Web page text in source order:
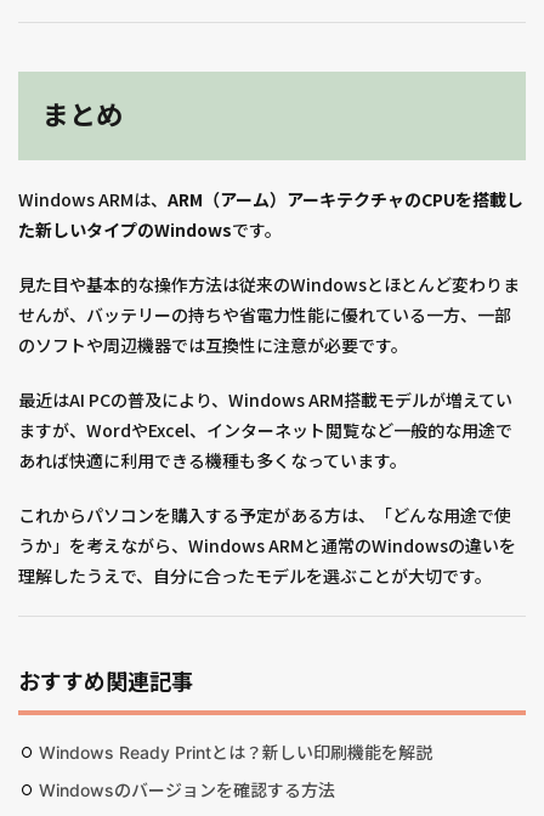
まとめ
Windows ARMは、 ARM（アーム）アーキテクチャのCPUを搭載し
た新しいタイプのWindowsです。
見た目や基本的な操作方法は従来のWindowsとほとんど変わりま
せんが、バッテリーの持ちや省電力性能に優れている一方、一部
のソフトや周辺機器では互換性に注意が必要です。
最近はAI PCの普及により、Windows ARM搭載モデルが増えてい
ますが、WordやExcel、インターネット閲覧など一般的な用途で
あれば快適に利用できる機種も多くなっています。
これからパソコンを購入する予定がある方は、「どんな用途で使
うか」を考えながら、Windows ARMと通常のWindowsの違いを
理解したうえで、自分に合ったモデルを選ぶことが大切です。
おすすめ関連記事
Windows Ready Printとは？新しい印刷機能を解説
Windowsのバージョンを確認する方法